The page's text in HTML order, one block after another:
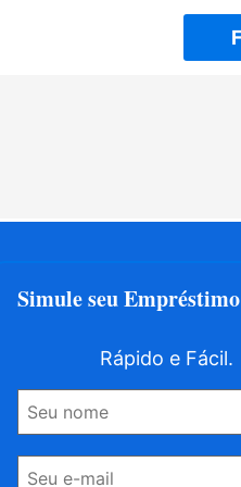
Simule seu Empréstimo
Rápido e Fácil.